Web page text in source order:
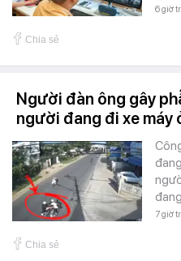
6 giờ
Chia sẻ
Người đàn ông gây
người đang đi xe máy
7 giờ
Chia sẻ